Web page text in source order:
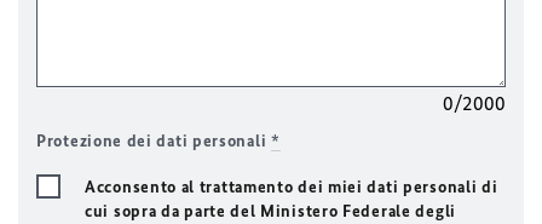
0/2000
Protezione dei dati personali *
Acconsento al trattamento dei miei dati personali di
cui sopra da parte del Ministero Federale degli